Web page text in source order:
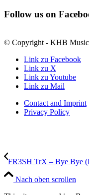
Follow us on
© Copyright - KHB
Link zu Facebook
Link zu X
Link zu Youtube
Link zu Mail
Contact and Imprint
Privacy Policy
FR3SH TrX – Bye Bye
Nach oben scrollen